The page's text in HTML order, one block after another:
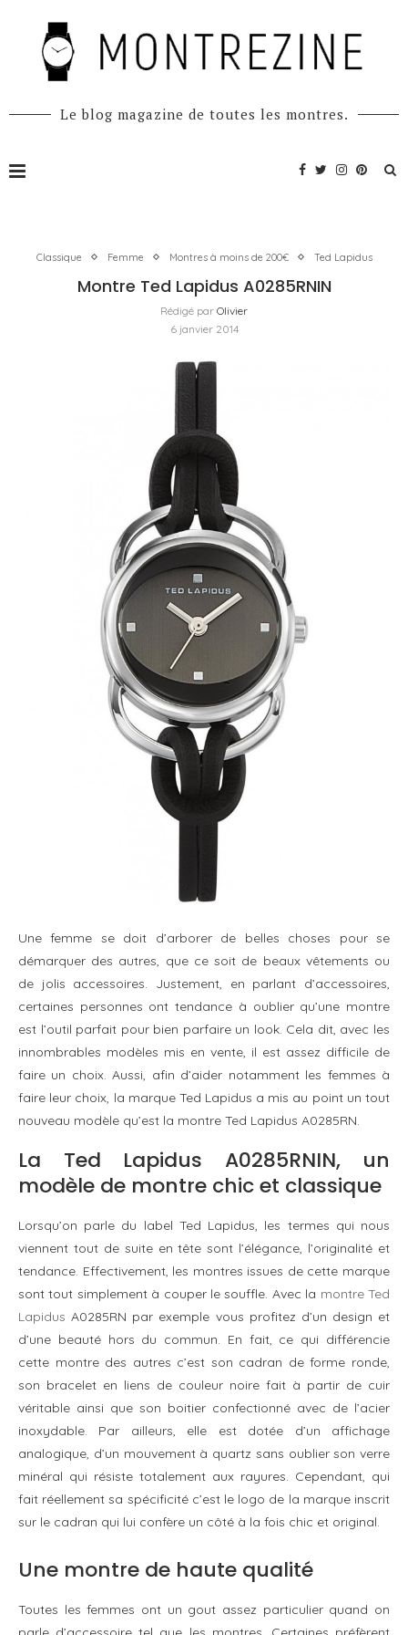
Le blog magazine de toutes les montres.
Classique Femme Montres à moins de 200€ Ted Lapidus
Montre Ted Lapidus A0285RNIN
Rédigé par Olivier
6 janvier 2014
Une femme se doit d’arborer de belles choses pour se
démarquer des autres, que ce soit de beaux vêtements ou
de jolis accessoires. Justement, en parlant d’accessoires,
certaines personnes ont tendance à oublier qu’une montre
est l’outil parfait pour bien parfaire un look. Cela dit, avec les
innombrables modèles mis en vente, il est assez difficile de
faire un choix. Aussi, afin d’aider notamment les femmes à
faire leur choix, la marque Ted Lapidus a mis au point un tout
nouveau modèle qu’est la montre Ted Lapidus A0285RN.
La Ted Lapidus A0285RNIN, un
modèle de montre chic et classique
Lorsqu’on parle du label Ted Lapidus, les termes qui nous
viennent tout de suite en tête sont l’élégance, l’originalité et
tendance. Effectivement, les montres issues de cette marque
sont tout simplement à couper le souffle. Avec la montre Ted
Lapidus A0285RN par exemple vous profitez d’un design et
d’une beauté hors du commun. En fait, ce qui différencie
cette montre des autres c’est son cadran de forme ronde,
son bracelet en liens de couleur noire fait à partir de cuir
véritable ainsi que son boitier confectionné avec de l’acier
inoxydable. Par ailleurs, elle est dotée d’un affichage
analogique, d’un mouvement à quartz sans oublier son verre
minéral qui résiste totalement aux rayures. Cependant, qui
fait réellement sa spécificité c’est le logo de la marque inscrit
sur le cadran qui lui confère un côté à la fois chic et original.
Une montre de haute qualité
Toutes les femmes ont un gout assez particulier quand on